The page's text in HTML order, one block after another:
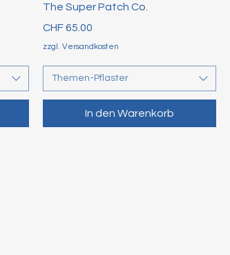
The Super Patch Co.
Preis
CHF 65.00
zzgl. Versandkosten
Themen-Pflaster
In den Warenkorb